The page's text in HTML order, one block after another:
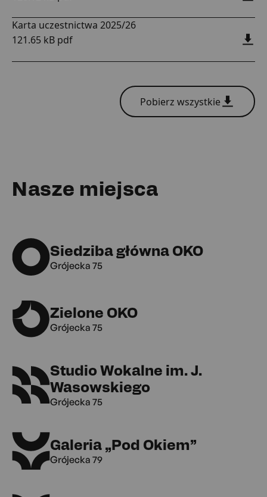
Karta uczestnictwa 2025/26
121.65 kB pdf
Pobierz wszystkie
Nasze miejsca
Siedziba główna OKO
Grójecka 75
Zielone OKO
Grójecka 75
Studio Wokalne im. J.
Wasowskiego
Grójecka 75
Galeria „Pod Okiem”
Grójecka 79